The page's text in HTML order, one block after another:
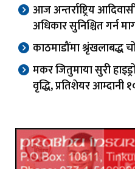
आज अन्तर्राष्ट्रिय
अधिकार सुनिश्चित गर्न
काठमाडौंमा श्रृंखलाबद्ध
मकर जितुमाया सुरी
वृद्धि, प्रतिशेयर आम्दानी